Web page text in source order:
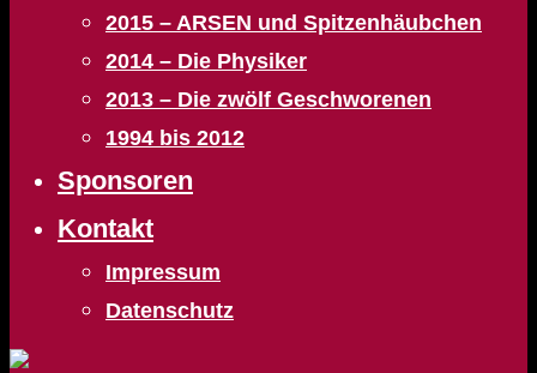
2015 – ARSEN und Spitzenhäubchen
2014 – Die Physiker
2013 – Die zwölf Geschworenen
1994 bis 2012
Sponsoren
Kontakt
Impressum
Datenschutz